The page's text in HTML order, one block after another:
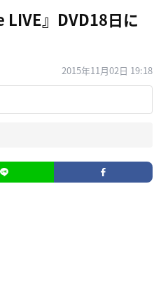
LIVE』DVD18日に
2015年11月02日 19:18